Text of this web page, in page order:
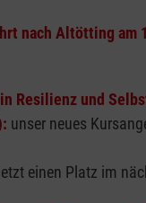
nach Altötting am
in Resilienz und
unser neues
einen Platz im